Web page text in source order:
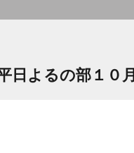
日よるの部１０月